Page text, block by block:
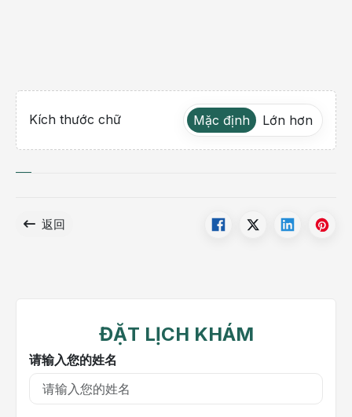
Kích thước chữ Mặc định Lớn hơn
返回
ĐẶT LỊCH KHÁM
请输入您的姓名